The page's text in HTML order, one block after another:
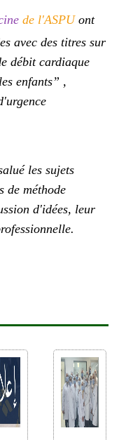
de l'ASPU ont
avec des titres sur
débit cardiaque
enfants” ,
les sujets
de méthode
d'idées, leur